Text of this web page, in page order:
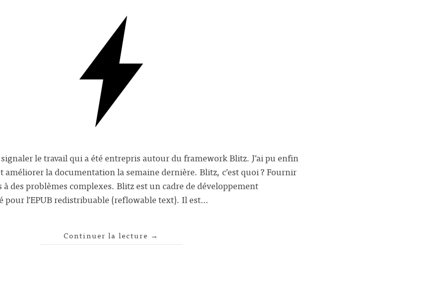
le travail qui a été entrepris autour du framework Blitz. J’ai pu enfin
améliorer la documentation la semaine dernière. Blitz, c’est quoi ? Fournir
des problèmes complexes. Blitz est un cadre de développement
pour l’EPUB redistribuable (reflowable text). Il est…
Continuer la lecture →